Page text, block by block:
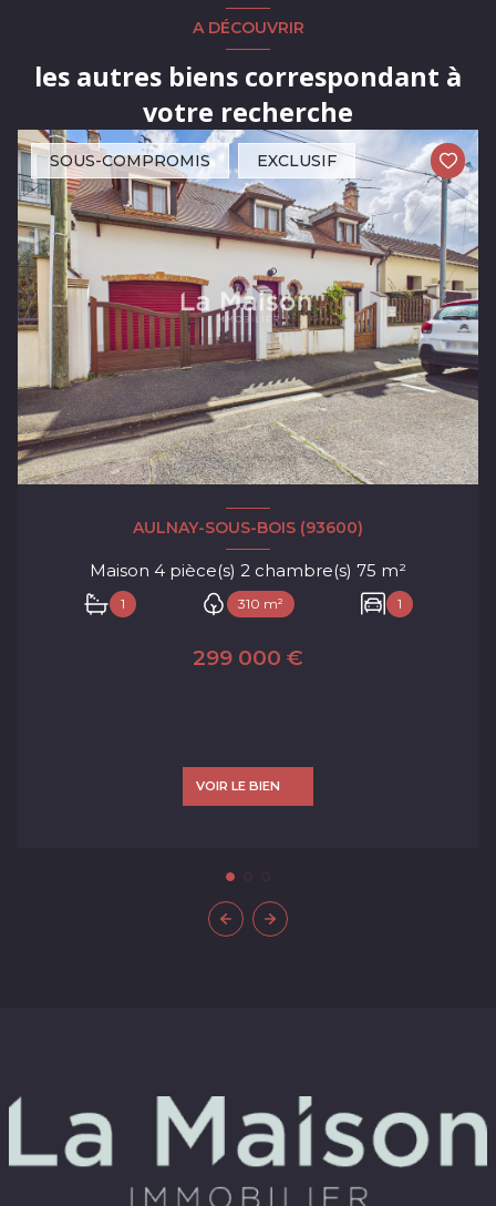
A DÉCOUVRIR
les autres biens correspondant à
votre recherche
SOUS-COMPROMIS EXCLUSIF
AULNAY-SOUS-BOIS (93600)
Maison 4 pièce(s) 2 chambre(s) 75 m²
1 310 m² 1
299 000 €
VOIR LE BIEN